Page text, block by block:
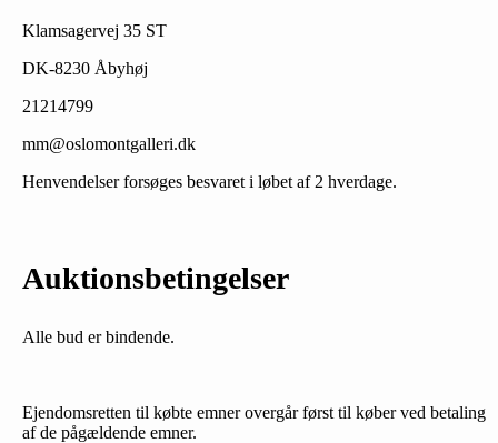
Klamsagervej 35 ST
DK-8230 Åbyhøj
21214799
mm@oslomontgalleri.dk
Henvendelser forsøges besvaret i løbet af 2 hverdage.
Auktionsbetingelser
Alle bud er bindende.
Ejendomsretten til købte emner overgår først til køber ved betaling
af de pågældende emner.